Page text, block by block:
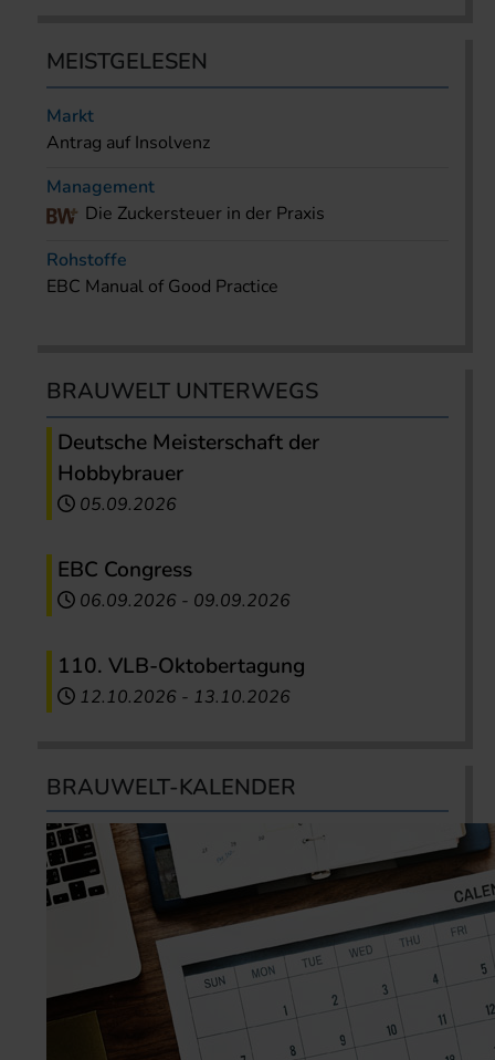
MEISTGELESEN
Markt
Antrag auf Insolvenz
Management
Die Zuckersteuer in der Praxis
Rohstoffe
EBC Manual of Good Practice
BRAUWELT UNTERWEGS
Deutsche Meisterschaft der
Hobbybrauer
05.09.2026
EBC Congress
06.09.2026 - 09.09.2026
110. VLB-Oktobertagung
12.10.2026 - 13.10.2026
BRAUWELT-KALENDER